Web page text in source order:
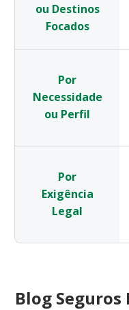
ou Destinos
Focados
Por
Necessidade
ou Perfil
Por
Exigência
Legal
Blog Seguros